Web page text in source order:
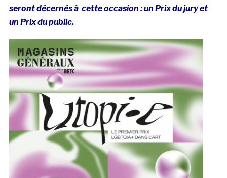
seront décernés à cette occasion : un Prix du jury et
un Prix du public.